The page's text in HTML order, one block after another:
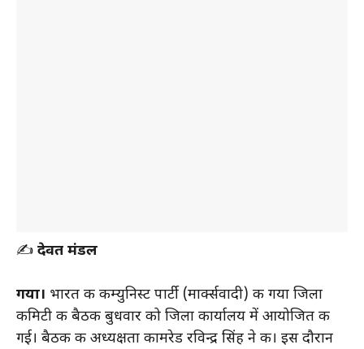
✍️ देवब्रत मंडल
गया। भारत की कम्युनिस्ट पार्टी (मार्क्सवादी) की गया जिला
कमिटी की बैठक बुधवार को जिला कार्यालय में आयोजित की
गई। बैठक की अध्यक्षता कामरेड रविन्द्र सिंह ने की। इस दौरान